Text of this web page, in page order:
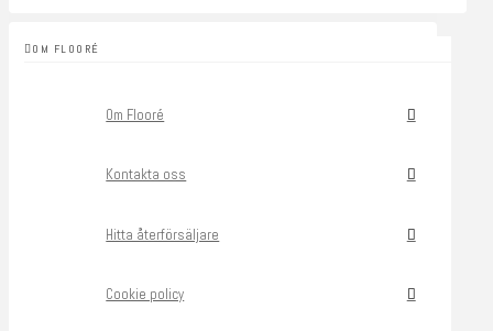
OM FLOORÉ
Om Flooré
Kontakta oss
Hitta återförsäljare
Cookie policy